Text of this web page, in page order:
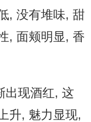
, 没有堆味, 甜
, 面颊明显, 香
出现酒红, 这
升, 魅力显现,